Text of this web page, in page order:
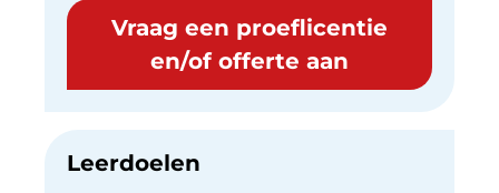
Vraag een proeflicentie
en/of offerte aan
Leerdoelen